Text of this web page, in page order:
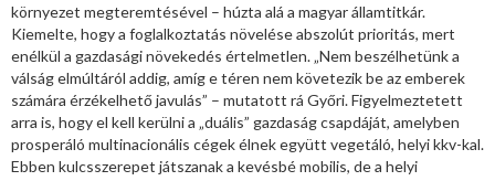
környezet megteremtésével – húzta alá a magyar államtitkár.
Kiemelte, hogy a foglalkoztatás növelése abszolút prioritás, mert
enélkül a gazdasági növekedés értelmetlen. „Nem beszélhetünk a
válság elmúltáról addig, amíg e téren nem követezik be az emberek
számára érzékelhető javulás” – mutatott rá Győri. Figyelmeztetett
arra is, hogy el kell kerülni a „duális” gazdaság csapdáját, amelyben
prosperáló multinacionális cégek élnek együtt vegetáló, helyi kkv-kal.
Ebben kulcsszerepet játszanak a kevésbé mobilis, de a helyi